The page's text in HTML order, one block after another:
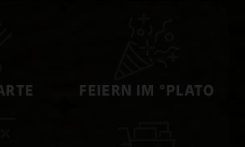
FEIERN IM °PLATO